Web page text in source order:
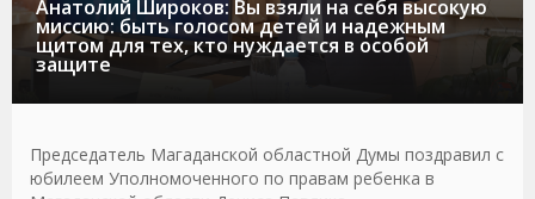
Анатолий Широков: Вы взяли на себя высокую
миссию: быть голосом детей и надежным
щитом для тех, кто нуждается в особой
защите
Председатель Магаданской областной Думы поздравил с
юбилеем Уполномоченного по правам ребенка в